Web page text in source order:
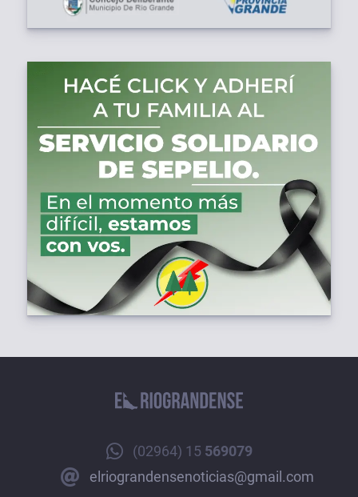
(02964) 15 569079
elriograndensenoticias@gmail.com